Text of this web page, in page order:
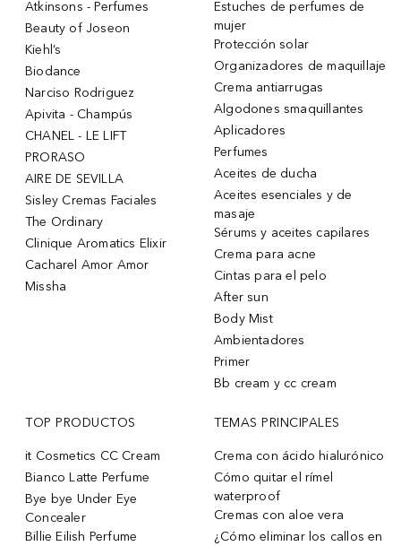
Atkinsons - Perfumes
Beauty of Joseon
Kiehl’s
Biodance
Narciso Rodriguez
Apivita - Champús
CHANEL - LE LIFT
PRORASO
AIRE DE SEVILLA
Sisley Cremas Faciales
The Ordinary
Clinique Aromatics Elixir
Cacharel Amor Amor
Missha
Estuches de perfumes de
mujer
Protección solar
Organizadores de maquillaje
Crema antiarrugas
Algodones smaquillantes
Aplicadores
Perfumes
Aceites de ducha
Aceites esenciales y de
masaje
Sérums y aceites capilares
Crema para acne
Cintas para el pelo
After sun
Body Mist
Ambientadores
Primer
Bb cream y cc cream
TOP PRODUCTOS
it Cosmetics CC Cream
Bianco Latte Perfume
Bye bye Under Eye
Concealer
Billie Eilish Perfume
TEMAS PRINCIPALES
Crema con ácido hialurónico
Cómo quitar el rímel
waterproof
Cremas con aloe vera
¿Cómo eliminar los callos en